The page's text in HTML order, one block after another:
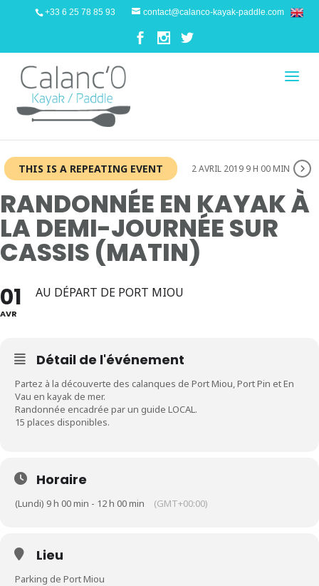
+33 6 25 78 85 93 contact@calanco-kayak-paddle.com
THIS IS A REPEATING EVENT 2 AVRIL 2019 9 H 00 MIN
RANDONNÉE EN KAYAK À
LA DEMI-JOURNÉE SUR
CASSIS (MATIN)
01
AVR
AU DÉPART DE PORT MIOU
Détail de l'événement
Partez à la découverte des calanques de Port Miou, Port Pin et En
Vau en kayak de mer.
Randonnée encadrée par un guide LOCAL.
15 places disponibles.
Horaire
(Lundi) 9 h 00 min - 12 h 00 min (GMT+00:00)
Lieu
Parking de Port Miou